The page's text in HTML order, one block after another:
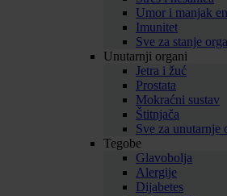
Umor i manjak
Imunitet
Sve za stanje
Unutarnji organi
Jetra i žuć
Prostata
Mokraćni sustav
Štitnjača
Sve za unutarnje
Tegobe
Glavobolja
Alergije
Dijabetes